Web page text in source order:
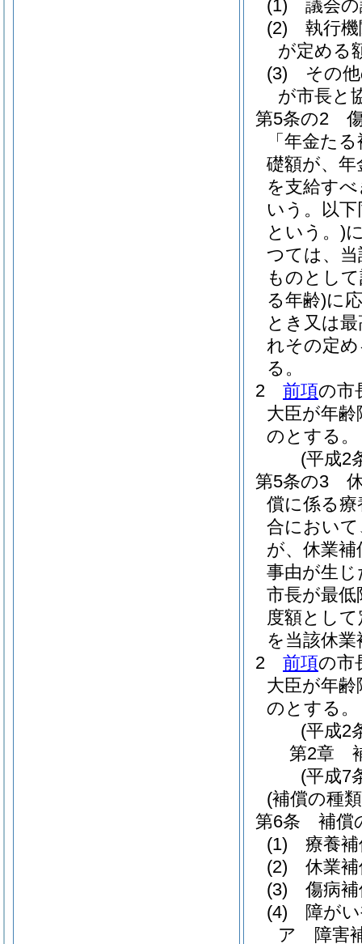
(1)
議会
(2)
執行
が定める
(3)
その
が市長と
第5条の2
「年金た
礎額が、
を支給す
いう。以下
という。)
つては、
ものとし
る年齢)に
とき又は
れその定
る。
2
前項の市
大臣が年
のとする。
(平成2
第5条の3
償に係る
合におい
が、休業
事由が生
市長が最
度額とし
を当該休
2
前項の市
大臣が年
のとする。
(平成2
第2章
(平成7
(補償の種
第6条
補償
(1)
療養
(2)
休業
(3)
傷病
(4)
障が
ア
障害